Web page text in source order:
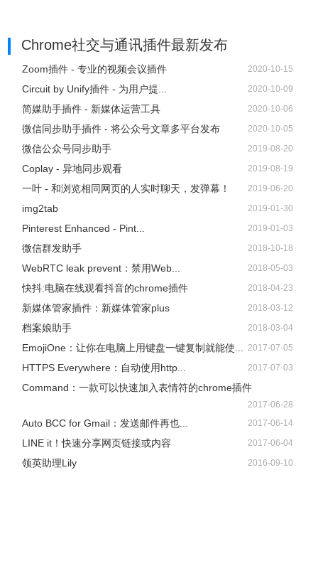
Chrome社交与通讯插件最新发布
Zoom插件 - 专业的视频会议插件 2020-10-15
Circuit by Unify插件 - 为用户提... 2020-10-09
简媒助手插件 - 新媒体运营工具 2020-10-06
微信同步助手插件 - 将公众号文章多平台发布 2020-10-05
微信公众号同步助手 2019-08-20
Coplay - 异地同步观看 2019-08-19
一叶 - 和浏览相同网页的人实时聊天，发弹幕！ 2019-06-20
img2tab 2019-01-30
Pinterest Enhanced - Pint... 2019-01-03
微信群发助手 2018-10-18
WebRTC leak prevent：禁用Web... 2018-05-03
快抖:电脑在线观看抖音的chrome插件 2018-04-23
新媒体管家插件：新媒体管家plus 2018-03-12
档案娘助手 2018-03-04
EmojiOne：让你在电脑上用键盘一键复制就能使... 2017-07-05
HTTPS Everywhere：自动使用http... 2017-07-03
Command：一款可以快速加入表情符的chrome插件
2017-06-28
Auto BCC for Gmail：发送邮件再也... 2017-06-14
LINE it！快速分享网页链接或内容 2017-06-04
领英助理Lily 2016-09-10